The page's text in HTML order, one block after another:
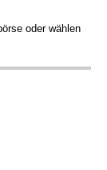
oder wählen